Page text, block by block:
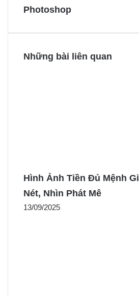
k
s e e
Photoshop
Những bài liên quan
Hình Ảnh Tiền Đủ Mệnh
Nét, Nhìn Phát Mê
13/09/2025